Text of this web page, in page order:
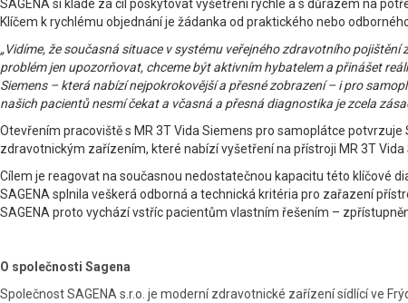
SAGENA si klade za cíl poskytovat vyšetření rychle a s důrazem na
Klíčem k rychlému objednání je žádanka od praktického nebo
„Vidíme, že současná situace v systému veřejného zdravotního
problém jen upozorňovat, chceme být aktivním hybatelem a přinášet
Siemens – která nabízí nejpokrokovější a přesné zobrazení – i pro
našich pacientů nesmí čekat a včasná a přesná diagnostika je zcela
Otevřením pracoviště s MR 3T Vida Siemens pro samoplátce
zdravotnickým zařízením, které nabízí vyšetření na přístroji MR 3T
Cílem je reagovat na současnou nedostatečnou kapacitu této klíčové
SAGENA splnila veškerá odborná a technická kritéria pro zařazení
SAGENA proto vychází vstříc pacientům vlastním řešením –
O společnosti Sagena
Společnost SAGENA s.r.o. je moderní zdravotnické zařízení sídlící ve